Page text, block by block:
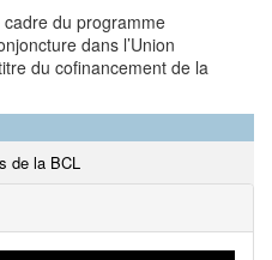
cadre du programme
dans l’Union
du cofinancement de la
de la BCL